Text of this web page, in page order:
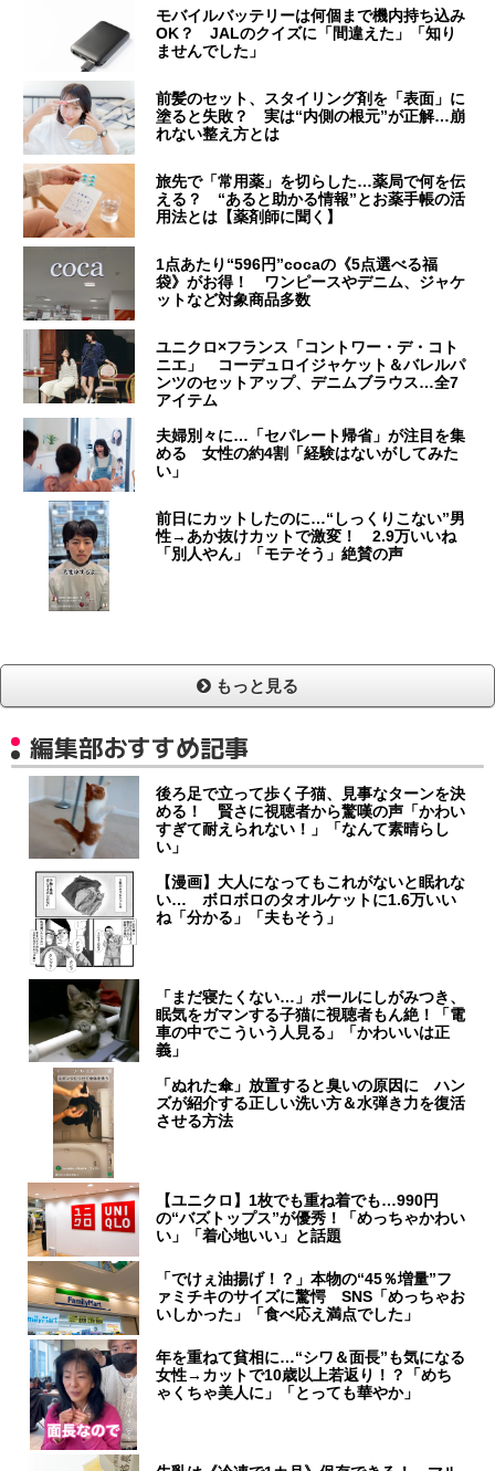
モバイルバッテリーは何個まで機内持ち込み
OK？ JALのクイズに「間違えた」「知り
ませんでした」
前髪のセット、スタイリング剤を「表面」に
塗ると失敗？ 実は“内側の根元”が正解…崩
れない整え方とは
旅先で「常用薬」を切らした…薬局で何を伝
える？ “あると助かる情報”とお薬手帳の活
用法とは【薬剤師に聞く】
1点あたり“596円”cocaの《5点選べる福
袋》がお得！ ワンピースやデニム、ジャケ
ットなど対象商品多数
ユニクロ×フランス「コントワー・デ・コト
ニエ」 コーデュロイジャケット＆バレルパ
ンツのセットアップ、デニムブラウス…全7
アイテム
夫婦別々に…「セパレート帰省」が注目を集
める 女性の約4割「経験はないがしてみた
い」
前日にカットしたのに…“しっくりこない”男
性→あか抜けカットで激変！ 2.9万いいね
「別人やん」「モテそう」絶賛の声
もっと見る
編集部おすすめ記事
後ろ足で立って歩く子猫、見事なターンを決
める！ 賢さに視聴者から驚嘆の声「かわい
すぎて耐えられない！」「なんて素晴らし
い」
【漫画】大人になってもこれがないと眠れな
い… ボロボロのタオルケットに1.6万いい
ね「分かる」「夫もそう」
「まだ寝たくない…」ポールにしがみつき、
眠気をガマンする子猫に視聴者もん絶！「電
車の中でこういう人見る」「かわいいは正
義」
「ぬれた傘」放置すると臭いの原因に ハン
ズが紹介する正しい洗い方＆水弾き力を復活
させる方法
【ユニクロ】1枚でも重ね着でも…990円
の“バズトップス”が優秀！「めっちゃかわい
い」「着心地いい」と話題
「でけぇ油揚げ！？」本物の“45％増量”フ
ァミチキのサイズに驚愕 SNS「めっちゃお
いしかった」「食べ応え満点でした」
年を重ねて貧相に…“シワ＆面長”も気になる
女性→カットで10歳以上若返り！？「めち
ゃくちゃ美人に」「とっても華やか」